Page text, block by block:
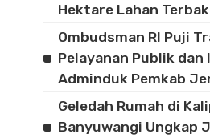
Hektare Lahan
Ombudsman RI Puji
Pelayanan Publik dan
Adminduk Pemkab
Geledah Rumah di
Banyuwangi Ungkap